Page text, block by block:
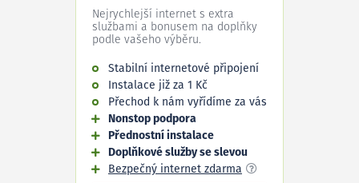
Nejrychlejší internet s extra
službami a bonusem na doplňky
podle vašeho výběru.
Stabilní internetové připojení
Instalace již za 1 Kč
Přechod k nám vyřídíme za vás
Nonstop podpora
Přednostní instalace
Doplňkové služby se slevou
Bezpečný internet zdarma